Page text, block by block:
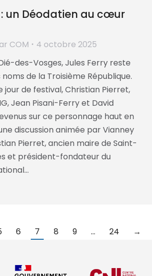
: un Déodatien au cœur
COM
4 octobre 2025
des-Vosges, Jules Ferry reste
noms de la Troisième République.
jour de festival, Christian Pierret,
Jean Pisani-Ferry et David
sur ce personnage haut en
discussion animée par Vianney
Pierret, ancien maire de Saint-
et président-fondateur du
6 7 8 9 … 24 →